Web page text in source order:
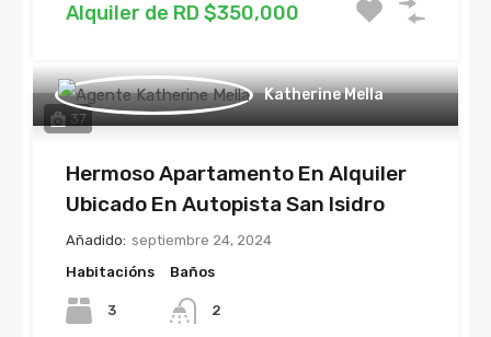
Alquiler de RD $350,000
37
Katherine Mella
Hermoso Apartamento En Alquiler
Ubicado En Autopista San Isidro
Añadido: septiembre 24, 2024
Habitacións
3
Baños
2